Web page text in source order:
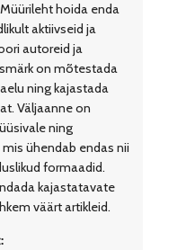
hoida enda
aktiivseid ja
autoreid ja
on mõtestada
ning kajastada
Väljaanne on
ning
ühendab endas nii
formaadid.
kajastatavate
väärt artikleid.